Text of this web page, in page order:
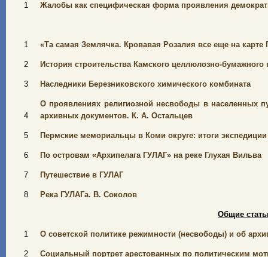
1 Жалобы как специфическая форма проявления
1 «Та самая Землячка. Кровавая Розалия все еще на
2 История строительства Камского целлюлозно-
3 Наследники Березниковского химического комбината
4
О проявлениях религиозной несвободы в населенных
архивных документов. К. А. Остальцев
5 Пермские мемориальцы в Коми округе: итоги экспедиции
6 По островам «Архипелага ГУЛАГ» на реке Глухая Вильва
7 Путешествие в ГУЛАГ
8 Река ГУЛАГа. В. Соколов
1
Общие
О советской политике режимности (несвободы) и об
2 Социальный портрет арестованных по политическим